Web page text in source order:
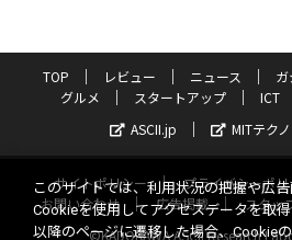
TOP レビュー ニュース
グルメ
スタートアップ ICT
ASCII.jp
MITテク
サイトポリシー プライバシーポリ
お問い合わせ
広告掲載 スタッ
©KADOKAWA ASCII Research
このサイトでは、利用状況の把握や広告
Cookieを使用してアクセスデータを取
以降のページに遷移した場合、Cookie